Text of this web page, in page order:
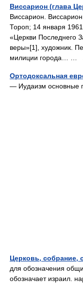
Виссарион (глава
Виссарион.
Тороп; 14 января
«Церкви Последнего
веры»[1], художник.
милиции города… …
Ортодоксальная
— Иудаизм
Церковь, собрание,
для обозначения
обозначает израил.